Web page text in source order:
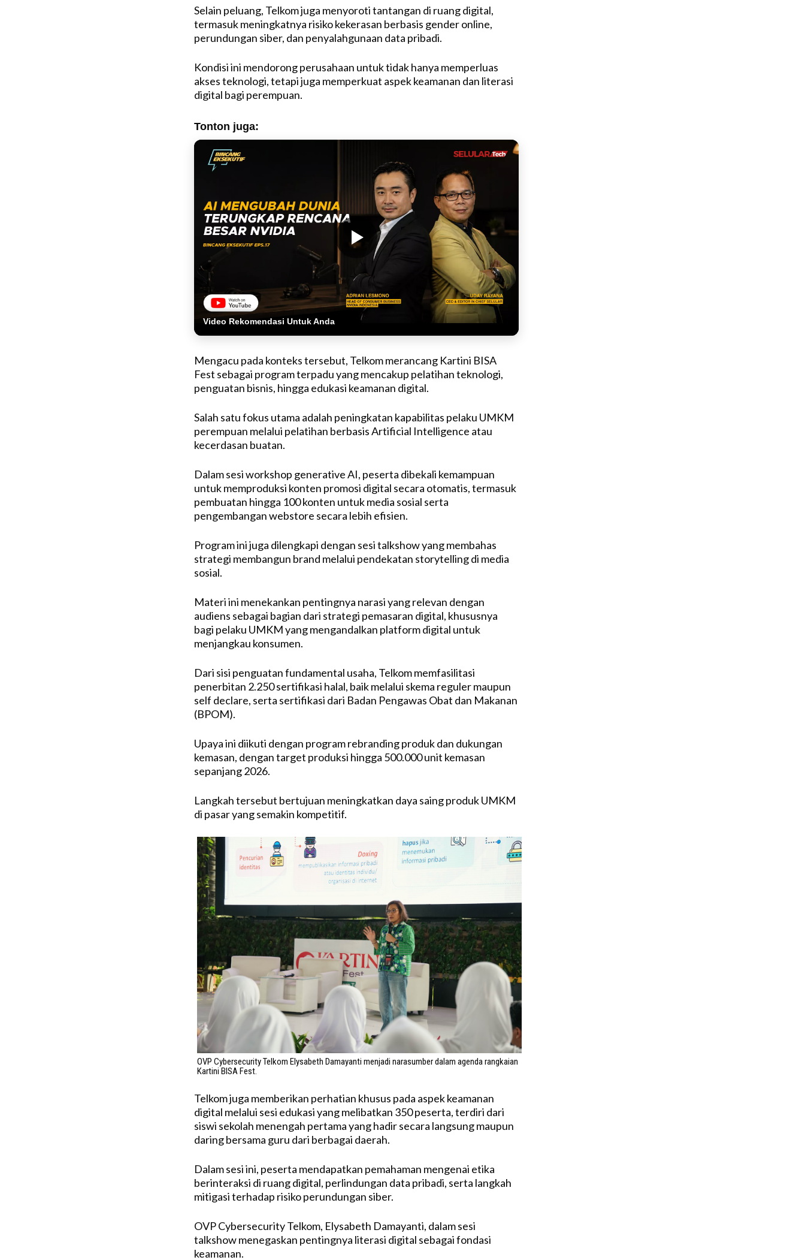
e
Selain peluang, Telkom juga menyoroti tantangan di ruang digital,
termasuk meningkatnya risiko kekerasan berbasis gender online,
perundungan siber, dan penyalahgunaan data pribadi.
Kondisi ini mendorong perusahaan untuk tidak hanya memperluas
akses teknologi, tetapi juga memperkuat aspek keamanan dan literasi
digital bagi perempuan.
Tonton juga:
Video Rekomendasi Untuk Anda
Mengacu pada konteks tersebut, Telkom merancang Kartini BISA
Fest sebagai program terpadu yang mencakup pelatihan teknologi,
penguatan bisnis, hingga edukasi keamanan digital.
Salah satu fokus utama adalah peningkatan kapabilitas pelaku UMKM
perempuan melalui pelatihan berbasis Artificial Intelligence atau
kecerdasan buatan.
Dalam sesi workshop generative AI, peserta dibekali kemampuan
untuk memproduksi konten promosi digital secara otomatis, termasuk
pembuatan hingga 100 konten untuk media sosial serta
pengembangan webstore secara lebih efisien.
Program ini juga dilengkapi dengan sesi talkshow yang membahas
strategi membangun brand melalui pendekatan storytelling di media
sosial.
Materi ini menekankan pentingnya narasi yang relevan dengan
audiens sebagai bagian dari strategi pemasaran digital, khususnya
bagi pelaku UMKM yang mengandalkan platform digital untuk
menjangkau konsumen.
Dari sisi penguatan fundamental usaha, Telkom memfasilitasi
penerbitan 2.250 sertifikasi halal, baik melalui skema reguler maupun
self declare, serta sertifikasi dari Badan Pengawas Obat dan Makanan
(BPOM).
Upaya ini diikuti dengan program rebranding produk dan dukungan
kemasan, dengan target produksi hingga 500.000 unit kemasan
sepanjang 2026.
Langkah tersebut bertujuan meningkatkan daya saing produk UMKM
di pasar yang semakin kompetitif.
OVP Cybersecurity Telkom Elysabeth Damayanti menjadi narasumber dalam agenda rangkaian
Kartini BISA Fest.
Telkom juga memberikan perhatian khusus pada aspek keamanan
digital melalui sesi edukasi yang melibatkan 350 peserta, terdiri dari
siswi sekolah menengah pertama yang hadir secara langsung maupun
daring bersama guru dari berbagai daerah.
Dalam sesi ini, peserta mendapatkan pemahaman mengenai etika
berinteraksi di ruang digital, perlindungan data pribadi, serta langkah
mitigasi terhadap risiko perundungan siber.
OVP Cybersecurity Telkom, Elysabeth Damayanti, dalam sesi
talkshow menegaskan pentingnya literasi digital sebagai fondasi
keamanan.